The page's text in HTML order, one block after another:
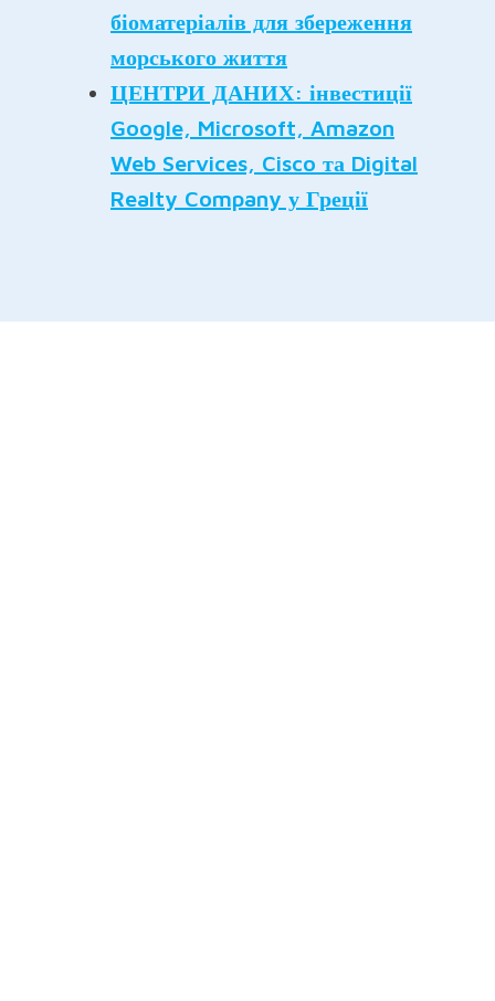
біоматеріалів для збереження
морського життя
ЦЕНТРИ ДАНИХ: інвестиції
Google, Microsoft, Amazon
Web Services, Cisco та Digital
Realty Company у Греції